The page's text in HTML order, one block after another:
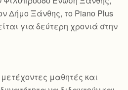
Δήμο Ξάνθης, το Piano Plus
για δεύτερη χρονιά στην
μαθητές και